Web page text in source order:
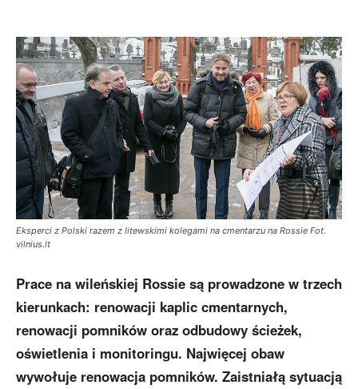
Eksperci z Polski razem z litewskimi kolegami na cmentarzu na Rossie Fot.
vilnius.lt
Prace na wileńskiej Rossie są prowadzone w trzech
kierunkach: renowacji kaplic cmentarnych,
renowacji pomników oraz odbudowy ścieżek,
oświetlenia i monitoringu. Najwięcej obaw
wywołuje renowacja pomników. Zaistniałą sytuacją